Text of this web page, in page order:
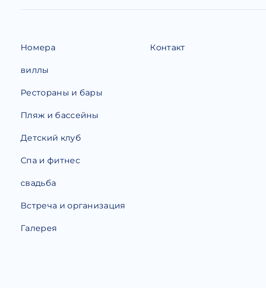
Номера
виллы
Рестораны и бары
Пляж и бассейны
Детский клуб
Спа и фитнес
свадьба
Встреча и организация
Галерея
Контакт